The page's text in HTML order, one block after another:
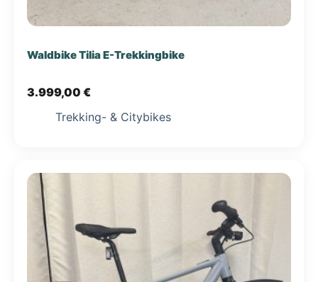
Waldbike Tilia E-Trekkingbike
3.999,00 €
Trekking- & Citybikes